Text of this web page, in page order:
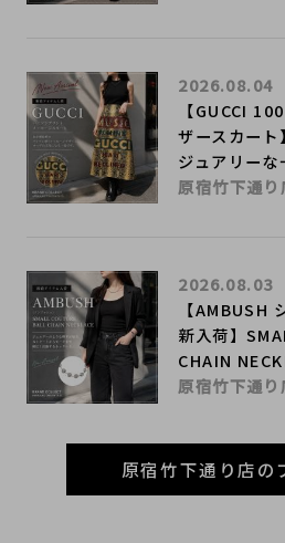
【GUCCI
ザースカー
ジュアリー
2026.08.04
原宿竹下通り
【AMBUSH
新入荷】
CHAIN
2026.08.03
原宿竹下通り
原宿竹下通り店の